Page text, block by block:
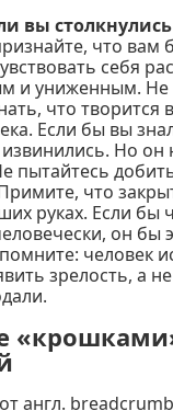
вы
что вам
себя
и униженным. Не
что творится
Если бы вы
Но он
пытайтесь
что
руках. Если бы
он бы
человек
зрелость, а
англ.